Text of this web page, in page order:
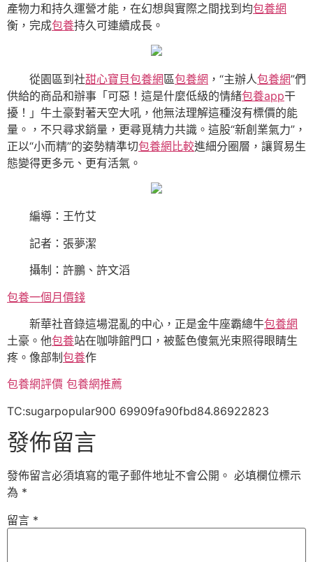
產物力和持久運營才能，在幻想與實際之間找到均包養網
衡，完成包養持久可連續成長。
從園區到社甜心寶貝包養網區包養網 ，“主辦人包養網”們
供給的商品和辦事「可惡！這是什麼低級的情緒包養app干
擾！」牛土豪對著天空大吼，他無法理解這種沒有標價的能
量。，不只尋求銷量，更尋覓精力共識。這股“新創業氣力”，
正以“小而精”的姿勢精準切包養網比較進細分圈層，讓貿易生
態變得更多元、更有活氣。
編導：王竹艾
記者：張夢潔
攝制：許鵬、許文滔
包養一個月價錢
新華社音錄這場混亂的中心，正是金牛座霸總牛包養網
土豪。他包養站在咖啡館門口，被藍色傻氣光束照得眼睛生
疼。像部制 包養作
包養網評價 包養網推薦
TC:sugarpopular900 69909fa90fbd84.86922823
發佈留言
發佈留言必須填寫的電子郵件地址不會公開。 必填欄位標示
為 *
留言 *